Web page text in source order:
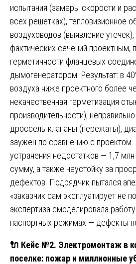
испытания (замеры скорости и
всех решетках), тепловизионное
воздуховодов (выявление утечек),
фактических сечений проектным,
герметичности фланцевых
дымогенератором. Результат: в
воздуха ниже проектного более
некачественная герметизация
производительности),
дроссель-клапаны (пережаты),
заужен по сравнению с проектом.
устранения недостатков — 1,7
сумму, а также неустойку за
дефектов. Подрядчик пытался
«заказчик сам эксплуатирует не
экспертиза смоделировала
паспортных режимах — дефекты
🔌 Кейс №2. Электромонтаж в
поселке: пожар и миллионные